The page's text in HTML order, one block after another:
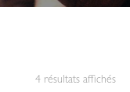
4 résultats affichés